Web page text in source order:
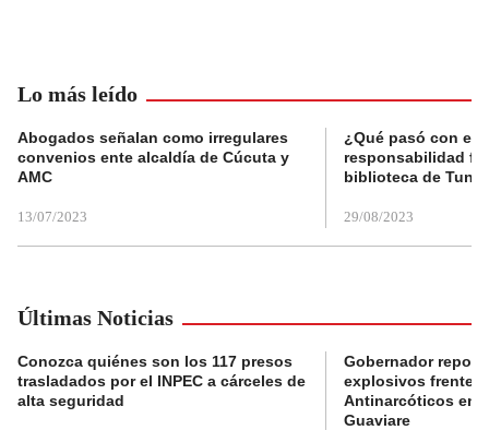
Lo más leído
Abogados señalan como irregulares
convenios ente alcaldía de Cúcuta y
AMC
13/07/2023
¿Qué pasó con el
responsabilidad
biblioteca de
29/08/2023
Últimas Noticias
Conozca quiénes son los 117 presos
trasladados por el INPEC a cárceles de
alta seguridad
Gobernador
explosivos frente a
Antinarcóticos en
Guaviare